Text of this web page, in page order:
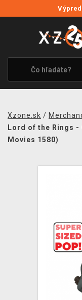
VÝPREDAJ
VIDEOHRY
XZONE
TEMATIKY
MERCHANDISE
XZONE KLUB
Xzone.sk /
Lord of the Rings -
Movies 1580)